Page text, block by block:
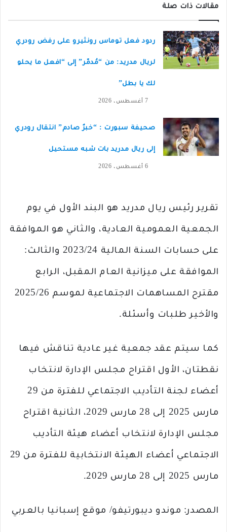
مقالات ذات صلة
ردود فعل توماس رونثيرو على رفض رودري
لريال مدريد: من “مُدمّر” إلى “افعل ما يحلو
لك يا بطل”
7 أغسطس، 2026
صحيفة سبورت : “خبرٌ صادم” انتقال رودري
إلى ريال مدريد بات شبه مستحيل
6 أغسطس، 2026
تقرير رئيس ريال مدريد هو البند الأول في يوم
الجمعية العمومية العادية، والثاني هو الموافقة
على حسابات السنة المالية 2023/24 والثالث:
الموافقة على ميزانية العام المقبل، الرابع
مقترح المساهمات الاجتماعية لموسم 2025/26
والأخير طلبات وأسئلة.
كما سيتم عقد جمعية غير عادية تناقش فيها
نقطتان، الأول اقتراح مجلس الإدارة لانتخاب
أعضاء لجنة التأديب الاجتماعي للفترة من 29
مارس 2025 إلى 28 مارس 2029، الثانية اقتراح
مجلس الإدارة لانتخاب أعضاء هيئة التأديب
الاجتماعي أعضاء الهيئة الانتخابية للفترة من 29
مارس 2025 إلى 28 مارس 2029.
المصدر: موندو ديبورتيفو/ موقع إسبانيا بالعربي